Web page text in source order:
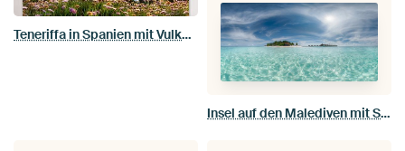
Teneriffa in Spanien mit Vulkan und Blick auf die Wolken
Insel auf den Malediven mit Strand und türkis farbenem Wasser